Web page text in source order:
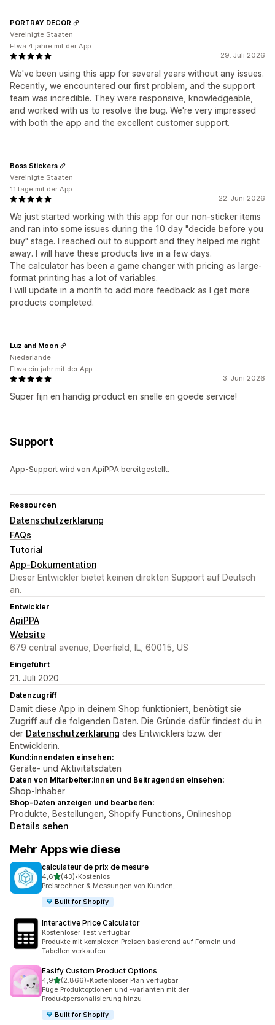
29. Juli 2026
We've been using this app for several years without any issues.
Recently, we encountered our first problem, and the support
team was incredible. They were responsive, knowledgeable,
and worked with us to resolve the bug. We're very impressed
with both the app and the excellent customer support.
PORTRAY DECOR
Vereinigte Staaten
Etwa 4 jahre mit der App
22. Juni 2026
We just started working with this app for our non-sticker items
and ran into some issues during the 10 day "decide before you
buy" stage. I reached out to support and they helped me right
away. I will have these products live in a few days.
The calculator has been a game changer with pricing as large-
format printing has a lot of variables.
I will update in a month to add more feedback as I get more
products completed.
Boss Stickers
Vereinigte Staaten
11 tage mit der App
3. Juni 2026
Super fijn en handig product en snelle en goede service!
Luz and Moon
Niederlande
Etwa ein jahr mit der App
Support
App-Support wird von ApiPPA bereitgestellt.
Ressourcen
Datenschutzerklärung
FAQs
Tutorial
App-Dokumentation
Dieser Entwickler bietet keinen direkten Support auf Deutsch
an.
Entwickler
ApiPPA
Website
679 central avenue, Deerfield, IL, 60015, US
Eingeführt
21. Juli 2020
Datenzugriff
Damit diese App in deinem Shop funktioniert, benötigt sie
Zugriff auf die folgenden Daten. Die Gründe dafür findest du in
der Datenschutzerklärung des Entwicklers bzw. der
Entwicklerin.
Kund:innendaten einsehen:
Geräte- und Aktivitätsdaten
Daten von Mitarbeiter:innen und Beitragenden einsehen:
Shop-Inhaber
Shop-Daten anzeigen und bearbeiten:
Produkte, Bestellungen, Shopify Functions, Onlineshop
Details sehen
Mehr Apps wie diese
calculateur de prix de mesure
4,6von 5 Sternen
(43)
43 Rezensionen insgesamt
•Kostenlos
Preisrechner & Messungen von Kunden,
Built for Shopify
Interactive Price Calculator
Kostenloser Test verfügbar
Produkte mit komplexen Preisen basierend auf Formeln und
Tabellen verkaufen
Easify Custom Product Options
4,9von 5 Sternen
(2.866)
2866 Rezensionen insgesamt
•Kostenloser Plan verfügbar
Füge Produktoptionen und -varianten mit der
Produktpersonalisierung hinzu
Built for Shopify